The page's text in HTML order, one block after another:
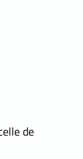
de